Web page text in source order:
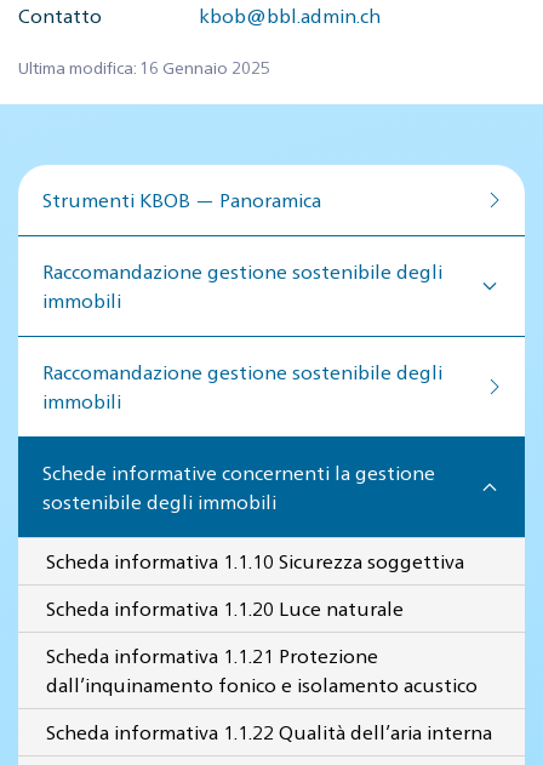
Contatto kbob@bbl.admin.ch
Ultima modifica: 16 Gennaio 2025
Strumenti KBOB — Panoramica
Raccomandazione gestione sostenibile degli
immobili
Raccomandazione gestione so­ste­ni­bi­le de­gli
im­mo­bi­li
Schede informative concernenti la gestione
sostenibile degli immobili
Scheda informativa 1.1.10 Sicurezza soggettiva
Scheda informativa 1.1.20 Luce naturale
Scheda informativa 1.1.21 Protezione
dall’inquinamento fonico e isolamento acustico
Scheda informativa 1.1.22 Qualità dell’aria interna